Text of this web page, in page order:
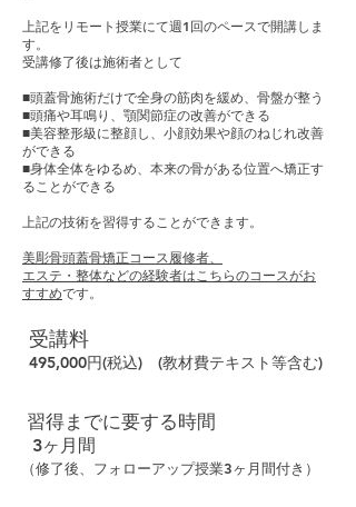
受講料
495,000円(税込) (教材費テキスト等含む)
習得までに要する時間
3ヶ月間
（修了後、フォローアップ授業3ヶ月間付き）
上記をリモート授業にて週1回のペースで開講しま
す。
受講修了後は施術者として
​■頭蓋骨施術だけで全身の筋肉を緩め、骨盤が整う
■頭痛や耳鳴り、顎関節症の改善ができる
■美容整形級に整顔し、小顔効果や顔のねじれ改善
ができる
■身体全体をゆるめ、本来の骨がある位置へ矯正す
ることができる
上記の技術を習得することができます。
美彫骨​頭蓋骨矯正コース履修者、
エステ・整体などの経験者はこちらのコースがお
すすめです。